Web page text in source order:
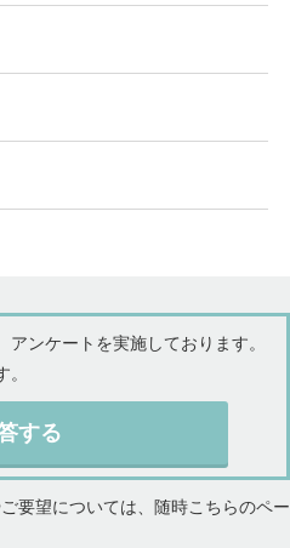
ンケートを実施しております。
する
要望については、随時こちらのペー